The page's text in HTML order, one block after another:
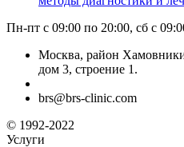
Пн-пт с 09:00 по 20:00, сб с
Москва, район
дом 3, строение 1.
brs@brs-clinic.com
© 1992-2022
Услуги